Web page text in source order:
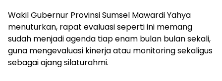
Wakil Gubernur Provinsi Sumsel Mawardi Yahya
menuturkan, rapat evaluasi seperti ini memang
sudah menjadi agenda tiap enam bulan bulan sekali,
guna mengevaluasi kinerja atau monitoring sekaligus
sebagai ajang silaturahmi.